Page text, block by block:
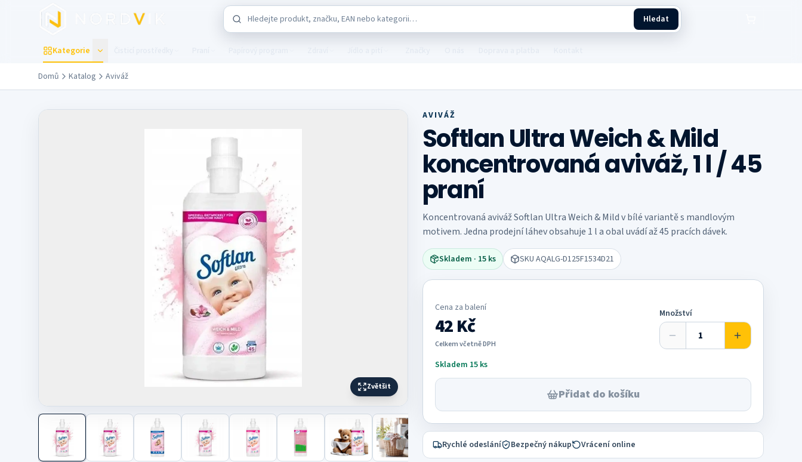
Přejít na hlavní obsah
Hledat v katalogu
Hledat
Kategorie
Domů Katalog Aviváž
Zvětšit
Další fotografie
AVIVÁŽ
Softlan Ultra Weich & Mild
koncentrovaná aviváž, 1 l / 45
praní
Koncentrovaná aviváž Softlan Ultra Weich & Mild v bílé variantě s mandlovým
motivem. Jedna prodejní láhev obsahuje 1 l a obal uvádí až 45 pracích dávek.
Skladem · 15 ks SKU AQALG-D125F1534D21
Cena za balení
42 Kč
Celkem včetně DPH
Množství
Skladem 15 ks
Přidat do košíku
Rychlé odeslání Bezpečný nákup Vrácení online